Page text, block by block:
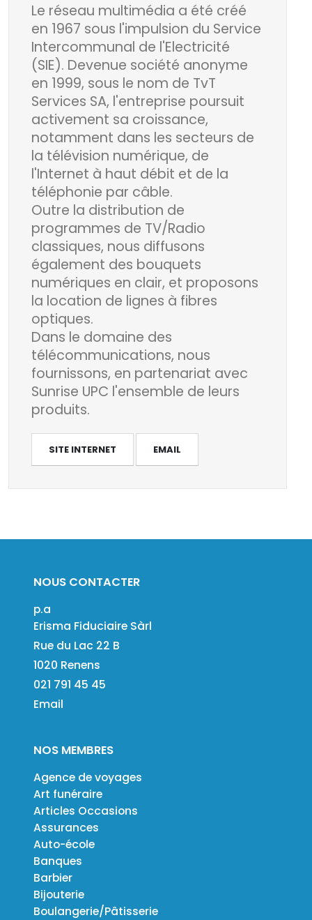
Le réseau multimédia a été créé
en 1967 sous l'impulsion du Service
Intercommunal de l'Electricité
(SIE). Devenue société anonyme
en 1999, sous le nom de TvT
Services SA, l'entreprise poursuit
activement sa croissance,
notamment dans les secteurs de
la télévision numérique, de
l'Internet à haut débit et de la
téléphonie par câble.
Outre la distribution de
programmes de TV/Radio
classiques, nous diffusons
également des bouquets
numériques en clair, et proposons
la location de lignes à fibres
optiques.
Dans le domaine des
télécommunications, nous
fournissons, en partenariat avec
Sunrise UPC l'ensemble de leurs
produits.
SITE INTERNET EMAIL
NOUS CONTACTER
p.a
Erisma Fiduciaire Sàrl
Rue du Lac 22 B
1020 Renens
021 791 45 45
Email
NOS MEMBRES
Agence de voyages
Art funéraire
Articles Occasions
Assurances
Auto-école
Banques
Barbier
Bijouterie
Boulangerie/Pâtisserie